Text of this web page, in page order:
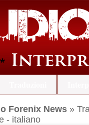
Forenix News »
- italiano